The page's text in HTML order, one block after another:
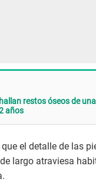
restos óseos de
años
el detalle de las
largo atraviesa